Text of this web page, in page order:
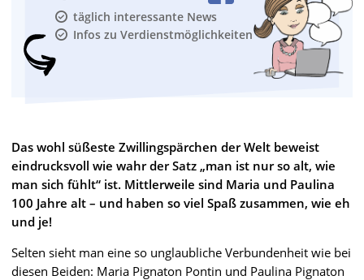
täglich interessante News
Infos zu Verdienstmöglichkeiten
Das wohl süßeste Zwillingspärchen der Welt beweist
eindrucksvoll wie wahr der Satz „man ist nur so alt, wie
man sich fühlt“ ist. Mittlerweile sind Maria und Paulina
100 Jahre alt – und haben so viel Spaß zusammen, wie eh
und je!
Selten sieht man eine so unglaubliche Verbundenheit wie bei
diesen Beiden: Maria Pignaton Pontin und Paulina Pignaton